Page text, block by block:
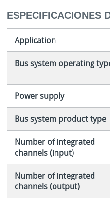
ESPECIFICACIONES
Application
Bus system operating
Power supply
Bus system product type
Number of integrated
channels (input)
Number of integrated
channels (output)